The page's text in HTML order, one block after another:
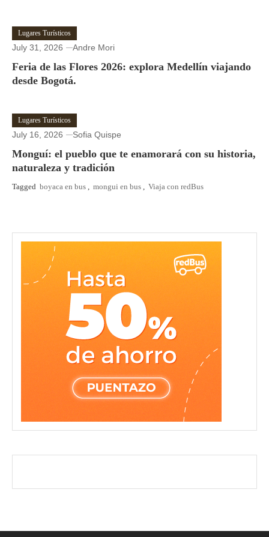
Lugares Turísticos
July 31, 2026 Andre Mori
Feria de las Flores 2026: explora Medellín viajando
desde Bogotá.
Lugares Turísticos
July 16, 2026 Sofia Quispe
Monguí: el pueblo que te enamorará con su historia,
naturaleza y tradición
Tagged boyaca en bus , mongui en bus , Viaja con redBus